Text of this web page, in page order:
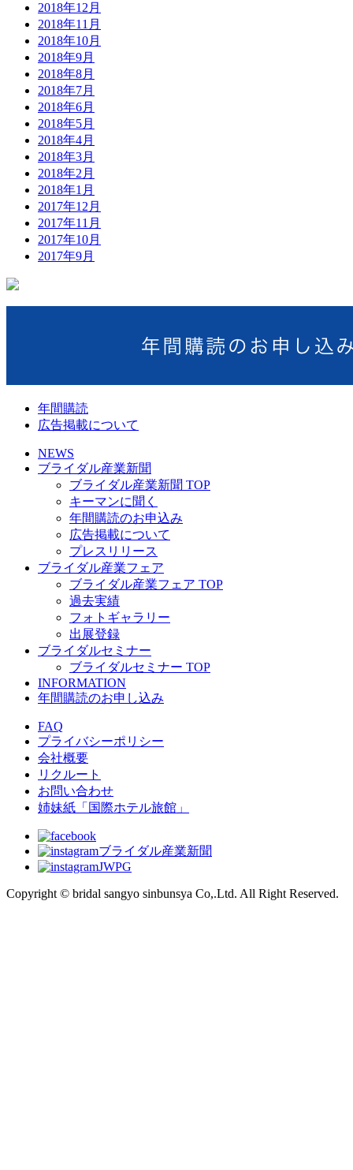
2018年12月
2018年11月
2018年10月
2018年9月
2018年8月
2018年7月
2018年6月
2018年5月
2018年4月
2018年3月
2018年2月
2018年1月
2017年12月
2017年11月
2017年10月
2017年9月
年間購読
広告掲載について
NEWS
ブライダル産業新聞
ブライダル産業新聞 TOP
キーマンに聞く
年間購読のお申込み
広告掲載について
プレスリリース
ブライダル産業フェア
ブライダル産業フェア TOP
過去実績
フォトギャラリー
出展登録
ブライダルセミナー
ブライダルセミナー TOP
INFORMATION
年間購読のお申し込み
FAQ
プライバシーポリシー
会社概要
リクルート
お問い合わせ
姉妹紙「国際ホテル旅館」
ブライダル産業新聞
JWPG
Copyright © bridal sangyo sinbunsya Co,.Ltd. All Right Reserved.